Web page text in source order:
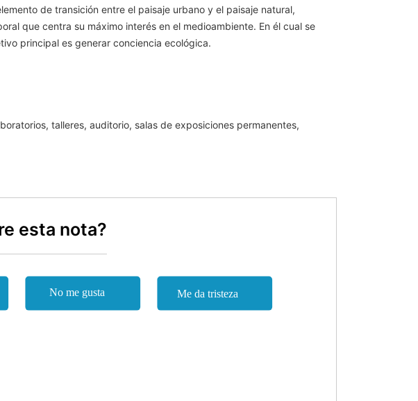
de transición entre el paisaje urbano y el paisaje natural,
que centra su máximo interés en el medioambiente. En él cual se
principal es generar conciencia ecológica.
talleres, auditorio, salas de exposiciones permanentes,
esta nota?